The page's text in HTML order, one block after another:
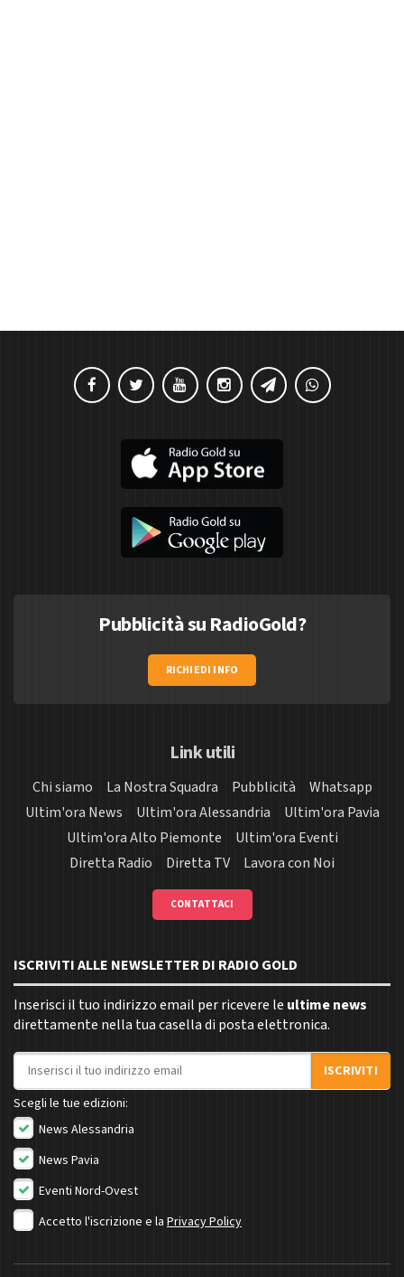
Pubblicità su RadioGold?
RICHIEDI INFO
Link utili
Chi siamo La Nostra Squadra Pubblicità
Whatsapp
Ultim'ora News
Ultim'ora Alessandria
Ultim'ora Pavia
Ultim'ora Alto Piemonte
Ultim'ora Eventi
Diretta Radio
Diretta TV Lavora con Noi
CONTATTACI
ISCRIVITI ALLE NEWSLETTER DI RADIO GOLD
Inserisci il tuo indirizzo email per ricevere le ultime news
direttamente nella tua casella di posta elettronica.
Indirizzo email
ISCRIVITI
Scegli le tue edizioni:
News Alessandria
News Pavia
Eventi Nord-Ovest
Accetto l'iscrizione e la Privacy Policy